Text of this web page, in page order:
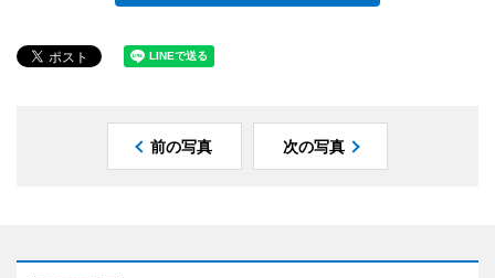
前の写真 次の写真